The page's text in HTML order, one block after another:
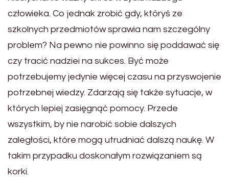
człowieka. Co jednak zrobić gdy, któryś ze
szkolnych przedmiotów sprawia nam szczególny
problem? Na pewno nie powinno się poddawać się
czy tracić nadziei na sukces. Być może
potrzebujemy jedynie więcej czasu na przyswojenie
potrzebnej wiedzy. Zdarzają się także sytuacje, w
których lepiej zasięgnąć pomocy. Przede
wszystkim, by nie narobić sobie dalszych
zaległości, które mogą utrudniać dalszą naukę. W
takim przypadku doskonałym rozwiązaniem są
korki.